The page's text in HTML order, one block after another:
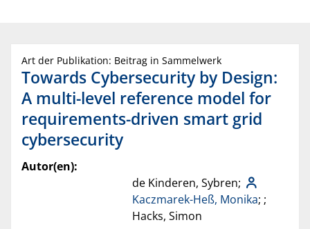
Art der Publikation: Beitrag in Sammelwerk
Towards Cybersecurity by Design:
A multi-level reference model for
requirements-driven smart grid
cybersecurity
Autor(en):
de Kinderen, Sybren;
Kaczmarek-Heß, Monika; ;
Hacks, Simon